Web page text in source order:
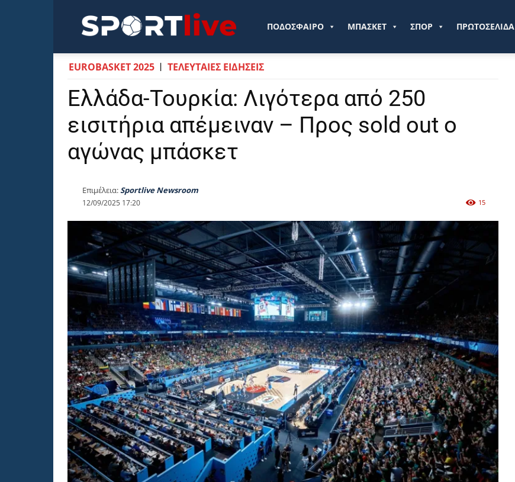
Sportlive.grΠΟΔΟΣΦΑΙΡΟ ΜΠΑΣΚΕΤ ΣΠΟΡ ΠΡΩΤΟΣΕΛΙΔΑ
EUROBASKET 2025 ΤΕΛΕΥΤΑΙΕΣ ΕΙΔΗΣΕΙΣ
Ελλάδα-Τουρκία: Λιγότερα από 250
εισιτήρια απέμειναν – Προς sold out ο
αγώνας μπάσκετ
Επιμέλεια:Sportlive Newsroom
12/09/2025 17:20 15